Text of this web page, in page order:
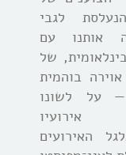
לגבי
אותנו עם
של
בוהמית
— על לשונו
אירועיו
האירועים